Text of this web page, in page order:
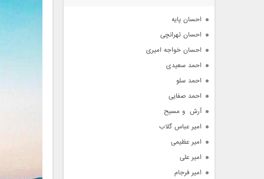
احسان پایه
احسان تهرانچی
احسان خواجه امیری
احمد سعیدی
احمد سلو
احمد صفایی
آرش  و مسیح
امیر عباس گلاب
امیر عظیمی
امیر علی
امیر فرجام